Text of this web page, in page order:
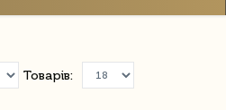
Товарів: